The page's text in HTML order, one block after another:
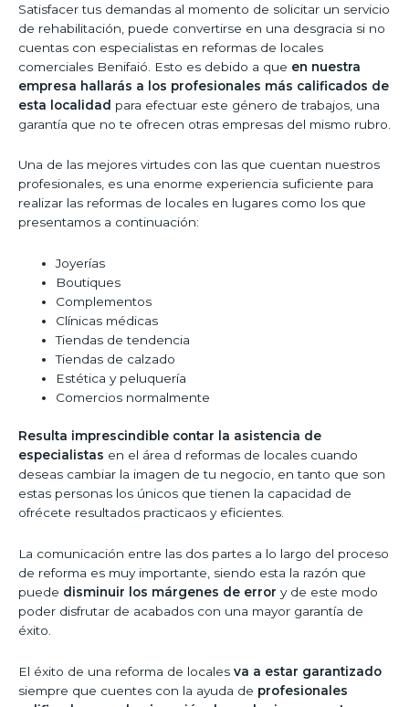
Satisfacer tus demandas al momento de solicitar un servicio
de rehabilitación, puede convertirse en una desgracia si no
cuentas con especialistas en reformas de locales
comerciales Benifaió. Esto es debido a que en nuestra
empresa hallarás a los profesionales más calificados de
esta localidad para efectuar este género de trabajos, una
garantía que no te ofrecen otras empresas del mismo rubro.
Una de las mejores virtudes con las que cuentan nuestros
profesionales, es una enorme experiencia suficiente para
realizar las reformas de locales en lugares como los que
presentamos a continuación:
Joyerías
Boutiques
Complementos
Clínicas médicas
Tiendas de tendencia
Tiendas de calzado
Estética y peluquería
Comercios normalmente
Resulta imprescindible contar la asistencia de
especialistas en el área d reformas de locales cuando
deseas cambiar la imagen de tu negocio, en tanto que son
estas personas los únicos que tienen la capacidad de
ofrécete resultados practicaos y eficientes.
La comunicación entre las dos partes a lo largo del proceso
de reforma es muy importante, siendo esta la razón que
puede disminuir los márgenes de error y de este modo
poder disfrutar de acabados con una mayor garantía de
éxito.
El éxito de una reforma de locales va a estar garantizado
siempre que cuentes con la ayuda de profesionales